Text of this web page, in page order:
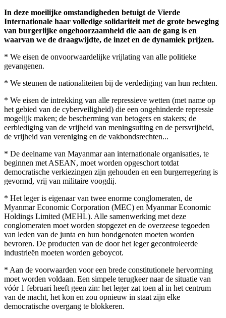
In deze moeilijke omstandigheden betuigt de Vierde
Internationale haar volledige solidariteit met de grote beweging
van burgerlijke ongehoorzaamheid die aan de gang is en
waarvan we de draagwijdte, de inzet en de dynamiek prijzen.
* We eisen de onvoorwaardelijke vrijlating van alle politieke
gevangenen.
* We steunen de nationaliteiten bij de verdediging van hun rechten.
* We eisen de intrekking van alle repressieve wetten (met name op
het gebied van de cyberveiligheid) die een ongehinderde repressie
mogelijk maken; de bescherming van betogers en stakers; de
eerbiediging van de vrijheid van meningsuiting en de persvrijheid,
de vrijheid van vereniging en de vakbondsrechten...
* De deelname van Mayanmar aan internationale organisaties, te
beginnen met ASEAN, moet worden opgeschort totdat
democratische verkiezingen zijn gehouden en een burgerregering is
gevormd, vrij van militaire voogdij.
* Het leger is eigenaar van twee enorme conglomeraten, de
Myanmar Economic Corporation (MEC) en Myanmar Economic
Holdings Limited (MEHL). Alle samenwerking met deze
conglomeraten moet worden stopgezet en de overzeese tegoeden
van leden van de junta en hun bondgenoten moeten worden
bevroren. De producten van de door het leger gecontroleerde
industrieën moeten worden geboycot.
* Aan de voorwaarden voor een brede constitutionele hervorming
moet worden voldaan. Een simpele terugkeer naar de situatie van
vóór 1 februari heeft geen zin: het leger zat toen al in het centrum
van de macht, het kon en zou opnieuw in staat zijn elke
democratische overgang te blokkeren.